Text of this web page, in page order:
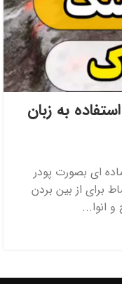
به زبان
ای بصورت پودر
برای از بین بردن
انوا...